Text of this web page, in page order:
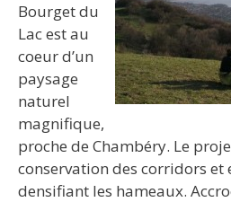
Bourget du
Lac est au
coeur d’un
paysage
naturel
magnifique,
proche de Chambéry. Le
conservation des corridors et
densifiant les hameaux.